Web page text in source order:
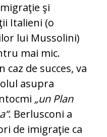
şi
Italieni (o
lui Mussolini)
mai mic.
caz de succes, va
asupra
„un Plan
. Berlusconi a
de imigraţie ca